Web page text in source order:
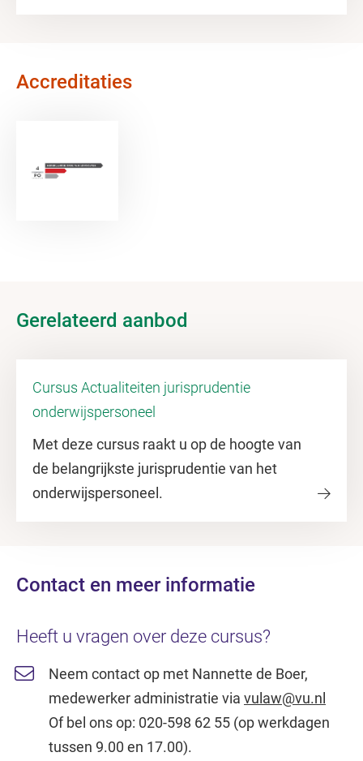
Accreditaties
Gerelateerd aanbod
Cursus Actualiteiten jurisprudentie
onderwijspersoneel
Met deze cursus raakt u op de hoogte van
de belangrijkste jurisprudentie van het
onderwijspersoneel.
Contact en meer informatie
Heeft u vragen over deze cursus?
Neem contact op met Nannette de Boer,
medewerker administratie via vulaw@vu.nl
Of bel ons op: 020-598 62 55 (op werkdagen
tussen 9.00 en 17.00).